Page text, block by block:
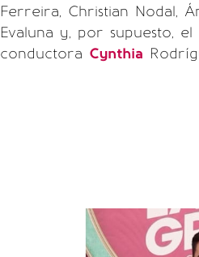
Ferreira, Christian Nodal,
Evaluna y, por supuesto, el
conductora Cynthia